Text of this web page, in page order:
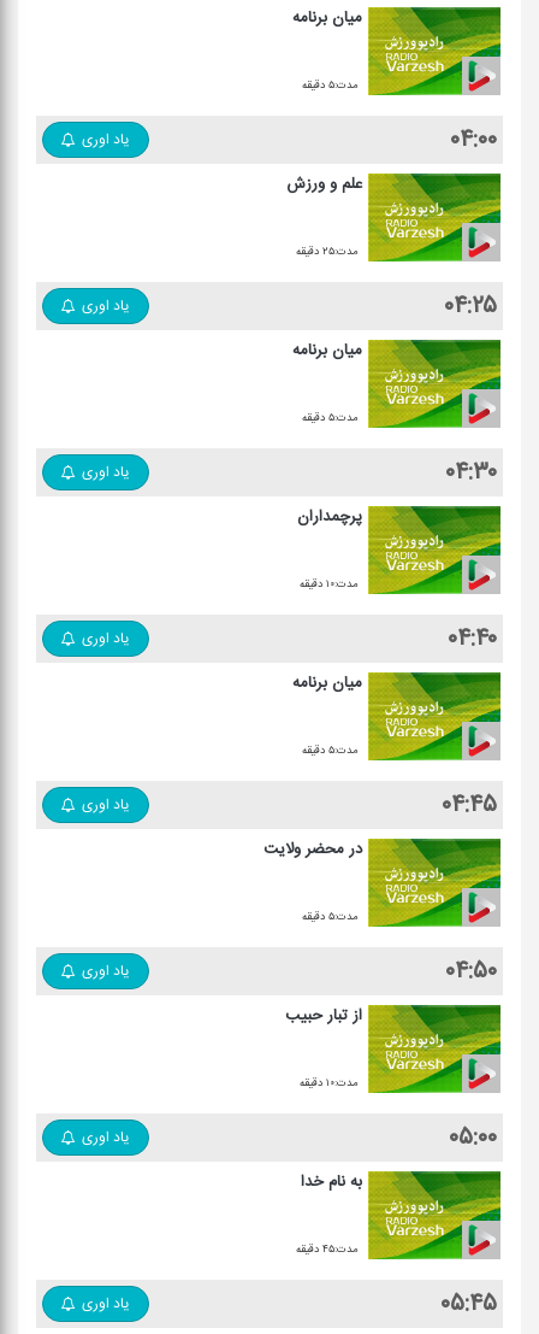
میان برنامه
مدت:۵ دقیقه
۰۴:۰۰ یاد اوری
علم و ورزش
مدت:۲۵ دقیقه
۰۴:۲۵ یاد اوری
میان برنامه
مدت:۵ دقیقه
۰۴:۳۰ یاد اوری
پرچمداران
مدت:۱۰ دقیقه
۰۴:۴۰ یاد اوری
میان برنامه
مدت:۵ دقیقه
۰۴:۴۵ یاد اوری
در محضر ولایت
مدت:۵ دقیقه
۰۴:۵۰ یاد اوری
از تبار حبیب
مدت:۱۰ دقیقه
۰۵:۰۰ یاد اوری
به نام خدا
مدت:۴۵ دقیقه
۰۵:۴۵ یاد اوری